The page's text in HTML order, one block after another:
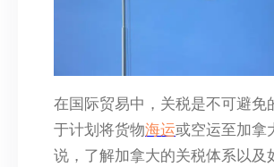
在国际贸易中，关税是不可避免
于计划将货物海运或空运至加拿
说，了解加拿大的关税体系以及